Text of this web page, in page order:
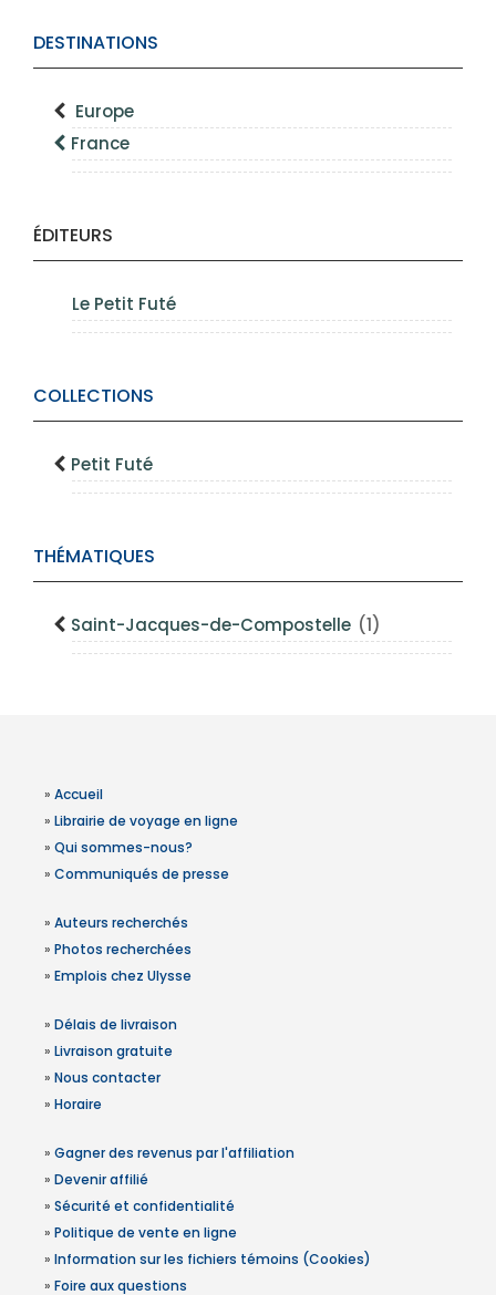
DESTINATIONS
Europe
France
ÉDITEURS
Le Petit Futé
COLLECTIONS
Petit Futé
THÉMATIQUES
Saint-Jacques-de-Compostelle (1)
» Accueil
» Librairie de voyage en ligne
» Qui sommes-nous?
» Communiqués de presse
» Auteurs recherchés
» Photos recherchées
» Emplois chez Ulysse
» Délais de livraison
» Livraison gratuite
» Nous contacter
» Horaire
» Gagner des revenus par l'affiliation
» Devenir affilié
» Sécurité et confidentialité
» Politique de vente en ligne
» Information sur les fichiers témoins (Cookies)
» Foire aux questions